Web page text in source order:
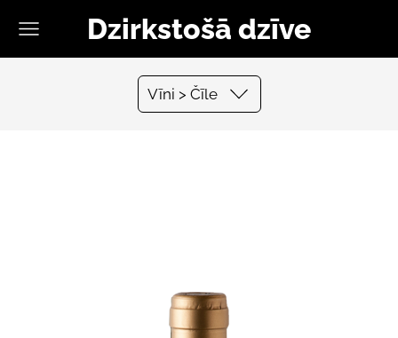
Dzirkstošā dzīve
Vīni > Čīle